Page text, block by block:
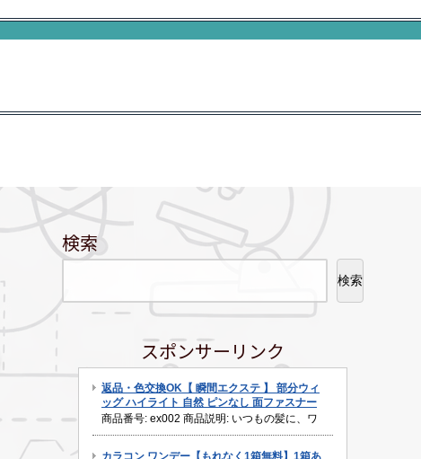
検索
検索
スポンサーリンク